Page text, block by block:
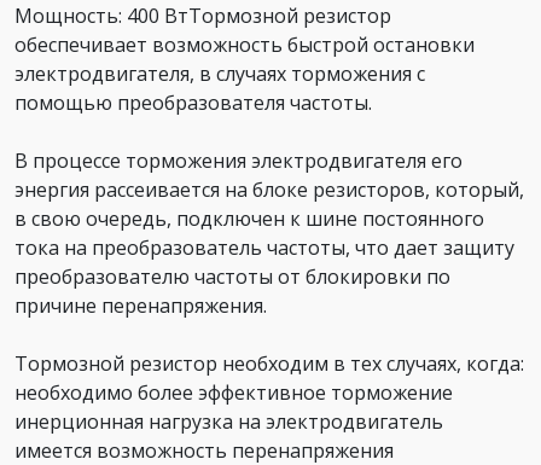
Мощность: 400 ВтТормозной резистор
обеспечивает возможность быстрой остановки
электродвигателя, в случаях торможения с
помощью преобразователя частоты.
В процессе торможения электродвигателя его
энергия рассеивается на блоке резисторов, который,
в свою очередь, подключен к шине постоянного
тока на преобразователь частоты, что дает защиту
преобразователю частоты от блокировки по
причине перенапряжения.
Тормозной резистор необходим в тех случаях, когда:
необходимо более эффективное торможение
инерционная нагрузка на электродвигатель
имеется возможность перенапряжения